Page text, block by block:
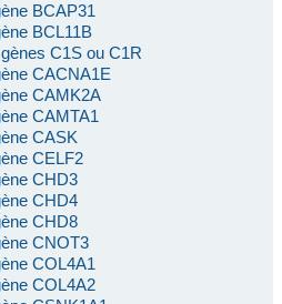
BCAP31
BCL11B
C1S ou C1R
CACNA1E
CAMK2A
CAMTA1
CASK
CELF2
CHD3
CHD4
CHD8
CNOT3
COL4A1
COL4A2